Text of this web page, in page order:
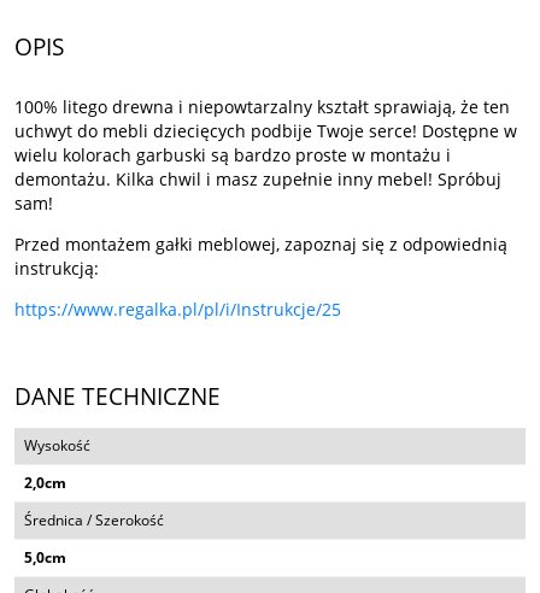
OPIS
100% litego drewna i niepowtarzalny kształt sprawiają, że ten
uchwyt do mebli dziecięcych podbije Twoje serce! Dostępne w
wielu kolorach garbuski są bardzo proste w montażu i
demontażu. Kilka chwil i masz zupełnie inny mebel! Spróbuj
sam!
Przed montażem gałki meblowej, zapoznaj się z odpowiednią
instrukcją:
https://www.regalka.pl/pl/i/Instrukcje/25
DANE TECHNICZNE
Wysokość
2,0cm
Średnica / Szerokość
5,0cm